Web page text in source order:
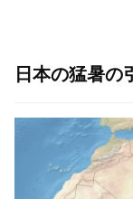
日本の猛暑の